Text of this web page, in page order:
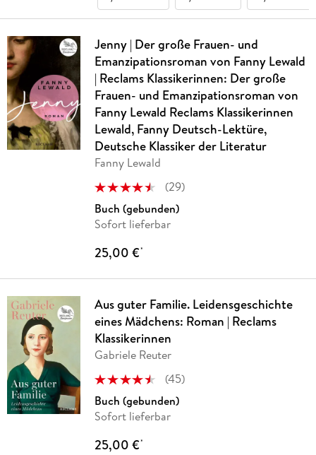
Jenny | Der große Frauen- und
Emanzipationsroman von Fanny Lewald
| Reclams Klassikerinnen: Der große
Frauen- und Emanzipationsroman von
Fanny Lewald Reclams Klassikerinnen
Lewald, Fanny Deutsch-Lektüre,
Deutsche Klassiker der Literatur
Fanny Lewald
(29)
Buch (gebunden)
Sofort lieferbar
25,00 €*
Aus guter Familie. Leidensgeschichte
eines Mädchens: Roman | Reclams
Klassikerinnen
Gabriele Reuter
(45)
Buch (gebunden)
Sofort lieferbar
25,00 €*